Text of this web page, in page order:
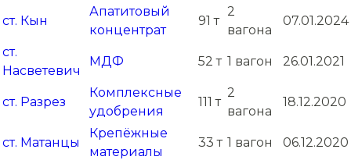
ст. Кын
Апатитовый
концентрат
91 т
2
вагона
07.01.2024
ст.
Насветевич
МДФ 52 т 1 вагон 26.01.2021
ст. Разрез
Комплексные
удобрения
111 т
2
вагона
18.12.2020
ст. Матанцы
Крепёжные
материалы
33 т 1 вагон 06.12.2020